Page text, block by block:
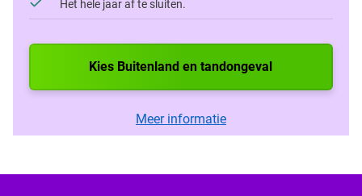
Het hele jaar af te sluiten.
Kies Buitenland en tandongeval
Meer informatie